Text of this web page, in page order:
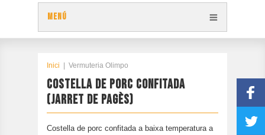
MENÚ
TAPES
PLÀNOL TAPITAST
PARTICIPA
CONTACTAR
EDICIÓ ANTERIOR
Inici Vermuteria Olimpo
COSTELLA DE PORC CONFITADA
(JARRET DE PAGÈS)
Costella de porc confitada a baixa temperatura a